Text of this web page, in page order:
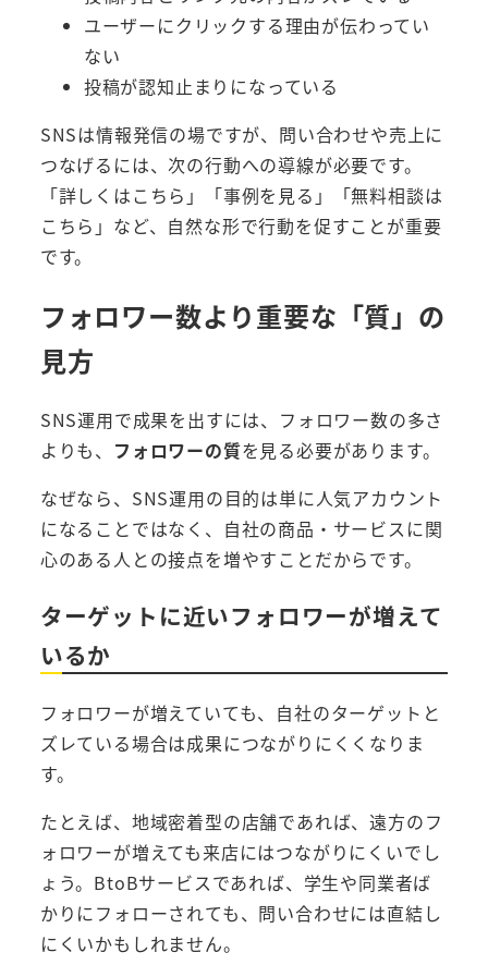
ユーザーにクリックする理由が伝わってい
ない
投稿が認知止まりになっている
SNSは情報発信の場ですが、問い合わせや売上に
つなげるには、次の行動への導線が必要です。
「詳しくはこちら」「事例を見る」「無料相談は
こちら」など、自然な形で行動を促すことが重要
です。
フォロワー数より重要な「質」の
見方
SNS運用で成果を出すには、フォロワー数の多さ
よりも、 フォロワーの質を見る必要があります。
なぜなら、SNS運用の目的は単に人気アカウント
になることではなく、自社の商品・サービスに関
心のある人との接点を増やすことだからです。
ターゲットに近いフォロワーが増えて
いるか
フォロワーが増えていても、自社のターゲットと
ズレている場合は成果につながりにくくなりま
す。
たとえば、地域密着型の店舗であれば、遠方のフ
ォロワーが増えても来店にはつながりにくいでし
ょう。BtoBサービスであれば、学生や同業者ば
かりにフォローされても、問い合わせには直結し
にくいかもしれません。